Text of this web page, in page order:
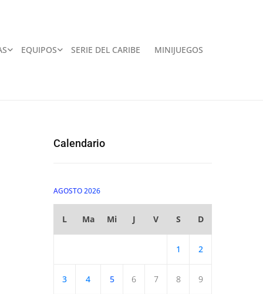
EQUIPOS SERIE DEL CARIBE MINIJUEGOS
Calendario
AGOSTO 2026
L Ma Mi J V S D
1 2
3 4 5 6 7 8 9